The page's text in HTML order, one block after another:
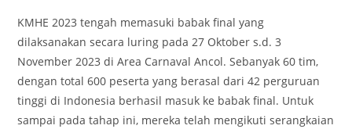
KMHE 2023 tengah memasuki babak final yang
dilaksanakan secara luring pada 27 Oktober s.d. 3
November 2023 di Area Carnaval Ancol. Sebanyak 60 tim,
dengan total 600 peserta yang berasal dari 42 perguruan
tinggi di Indonesia berhasil masuk ke babak final. Untuk
sampai pada tahap ini, mereka telah mengikuti serangkaian